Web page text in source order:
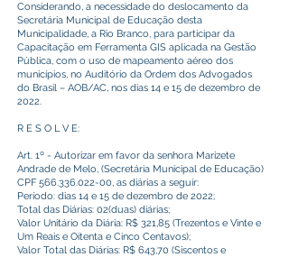
Considerando, a necessidade do deslocamento da
Secretária Municipal de Educação desta
Municipalidade, a Rio Branco, para participar da
Capacitação em Ferramenta GIS aplicada na Gestão
Pública, com o uso de mapeamento aéreo dos
municípios, no Auditório da Ordem dos Advogados
do Brasil – AOB/AC, nos dias 14 e 15 de dezembro de
2022.
R E S O L V E:
Art. 1º - Autorizar em favor da senhora Marizete
Andrade de Melo, (Secretária Municipal de Educação)
CPF 566.336.022-00, as diárias a seguir:
Período: dias 14 e 15 de dezembro de 2022;
Total das Diárias: 02(duas) diárias;
Valor Unitário da Diária: R$ 321,85 (Trezentos e Vinte e
Um Reais e Oitenta e Cinco Centavos);
Valor Total das Diárias: R$ 643,70 (Siscentos e